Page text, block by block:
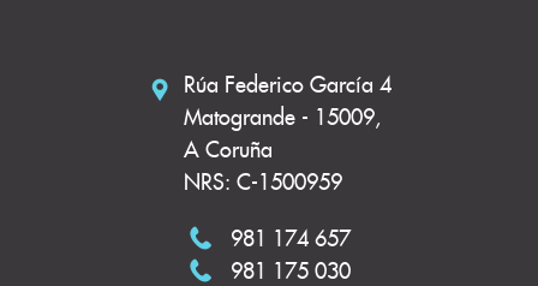
Rúa Federico García 4
Matogrande - 15009,
A Coruña
NRS: C-1500959
981 174 657
981 175 030